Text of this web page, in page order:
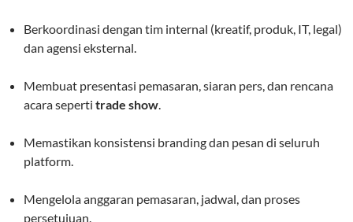
Berkoordinasi dengan tim internal (kreatif, produk, IT, legal)
dan agensi eksternal.
Membuat presentasi pemasaran, siaran pers, dan rencana
acara seperti trade show.
Memastikan konsistensi branding dan pesan di seluruh
platform.
Mengelola anggaran pemasaran, jadwal, dan proses
persetujuan.